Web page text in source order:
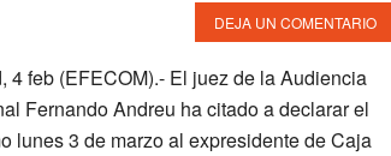
DEJA UN COMENTARIO
4 feb (EFECOM).- El juez de la Audiencia
Fernando Andreu ha citado a declarar el
lunes 3 de marzo al expresidente de Caja